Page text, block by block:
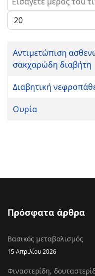
Εμφάνιση #
Αντιμετώπιση
σακχαρώδη διαβήτη
Διαβητική
Ουρία
Πρόσφατα άρθρα
Βασικός μεταβολισμός
15 Απριλίου 2026
Φιναστερίδη,